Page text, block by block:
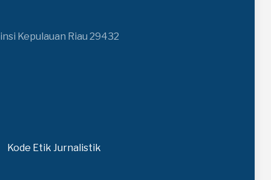
Kepulauan Riau 29432
Kode Etik Jurnalistik